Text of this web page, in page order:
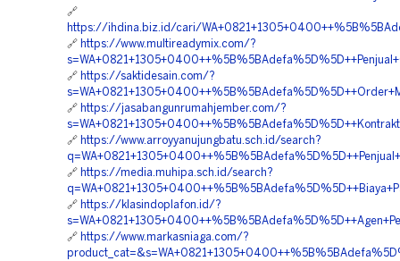
🔗
https://ihdina.biz.id/cari/
🔗 https://www.multireadymix.com/?
🔗 https://saktidesain.com/?
🔗 https://jasabangunrumahjember.com/?
🔗 https://www.arroyyanujungbatu.sch.id/search?
🔗 https://media.muhipa.sch.id/search?
🔗 https://klasindoplafon.id/?
🔗 https://www.markasniaga.com/?